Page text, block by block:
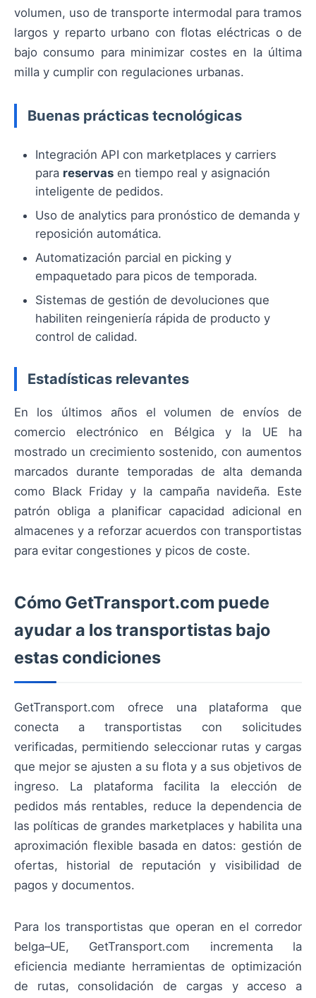
volumen, uso de transporte intermodal para tramos
largos y reparto urbano con flotas eléctricas o de
bajo consumo para minimizar costes en la última
milla y cumplir con regulaciones urbanas.
Buenas prácticas tecnológicas
Integración API con marketplaces y carriers
para reservas en tiempo real y asignación
inteligente de pedidos.
Uso de analytics para pronóstico de demanda y
reposición automática.
Automatización parcial en picking y
empaquetado para picos de temporada.
Sistemas de gestión de devoluciones que
habiliten reingeniería rápida de producto y
control de calidad.
Estadísticas relevantes
En los últimos años el volumen de envíos de
comercio electrónico en Bélgica y la UE ha
mostrado un crecimiento sostenido, con aumentos
marcados durante temporadas de alta demanda
como Black Friday y la campaña navideña. Este
patrón obliga a planificar capacidad adicional en
almacenes y a reforzar acuerdos con transportistas
para evitar congestiones y picos de coste.
Cómo GetTransport.com puede
ayudar a los transportistas bajo
estas condiciones
GetTransport.com ofrece una plataforma que
conecta a transportistas con solicitudes
verificadas, permitiendo seleccionar rutas y cargas
que mejor se ajusten a su flota y a sus objetivos de
ingreso. La plataforma facilita la elección de
pedidos más rentables, reduce la dependencia de
las políticas de grandes marketplaces y habilita una
aproximación flexible basada en datos: gestión de
ofertas, historial de reputación y visibilidad de
pagos y documentos.
Para los transportistas que operan en el corredor
belga–UE, GetTransport.com incrementa la
eficiencia mediante herramientas de optimización
de rutas, consolidación de cargas y acceso a